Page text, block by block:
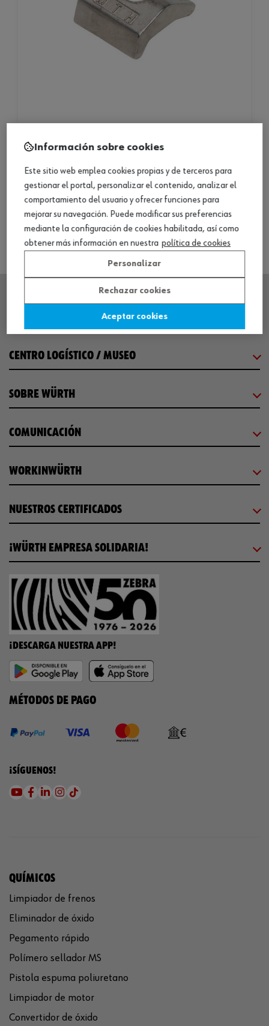
grapa de sujeción nova grip mth, acero inox. a4
3 productos
Consultar versiones
CENTRO LOGÍSTICO / MUSEO
SOBRE WÜRTH
COMUNICACIÓN
WORKINWÜRTH
NUESTROS CERTIFICADOS
¡WÜRTH EMPRESA SOLIDARIA!
¡DESCARGA NUESTRA APP!
MÉTODOS DE PAGO
¡SÍGUENOS!
QUÍMICOS
Limpiador de frenos
Eliminador de óxido
Pegamento rápido
Polímero sellador MS
Pistola espuma poliuretano
Limpiador de motor
Convertidor de óxido
Información sobre cookies
Este sitio web emplea cookies propias y de terceros para
gestionar el portal, personalizar el contenido, analizar el
comportamiento del usuario y ofrecer funciones para
mejorar su navegación. Puede modificar sus preferencias
mediante la configuración de cookies habilitada, así como
obtener más información en nuestra política de cookies
Personalizar
Rechazar cookies
Aceptar cookies